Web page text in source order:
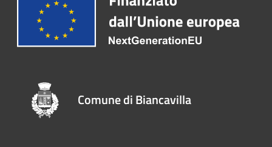
Comune di Biancavilla